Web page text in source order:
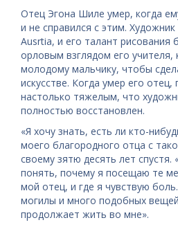
Отец Эгона Шиле умер, когда
и не справился с этим.
Ausrtia, и его талант рисования
орловым взглядом его
молодому мальчику, чтобы
искусстве. Когда умер его
настолько тяжелым, что
полностью восстановлен.
«Я хочу знать, есть ли кто-
моего благородного отца с
своему зятю десять лет
понять, почему я посещаю те
мой отец, и где я чувствую
могилы и много подобных
продолжает жить во мне».